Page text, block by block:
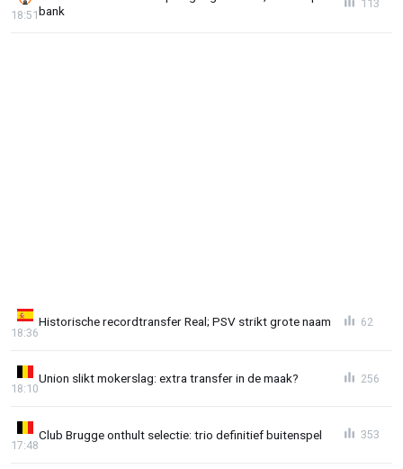
bank
18:51
113
Historische recordtransfer Real; PSV strikt grote naam
18:36
62
Union slikt mokerslag: extra transfer in de maak?
18:10
256
Club Brugge onthult selectie: trio definitief buitenspel
17:48
353